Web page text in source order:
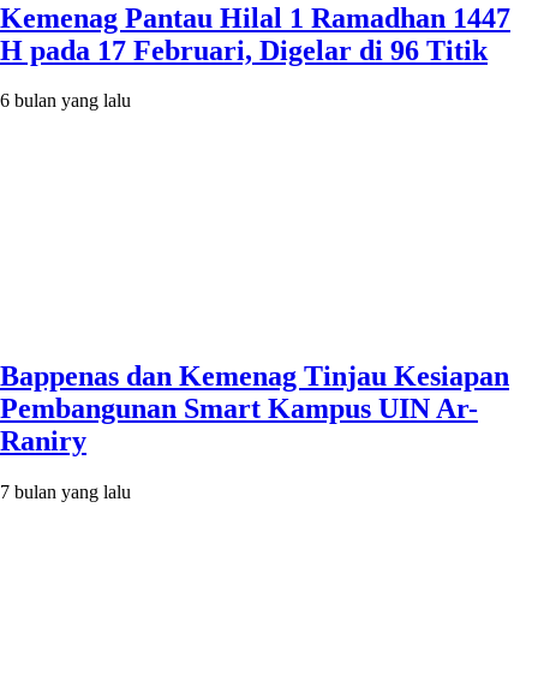
Kemenag Pantau Hilal 1 Ramadhan 1447
H pada 17 Februari, Digelar di 96 Titik
6 bulan yang lalu
Bappenas dan Kemenag Tinjau Kesiapan
Pembangunan Smart Kampus UIN Ar-
Raniry
7 bulan yang lalu